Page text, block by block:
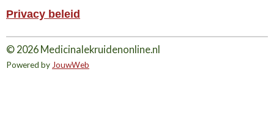
Privacy beleid
© 2026 Medicinalekruidenonline.nl
Powered by JouwWeb